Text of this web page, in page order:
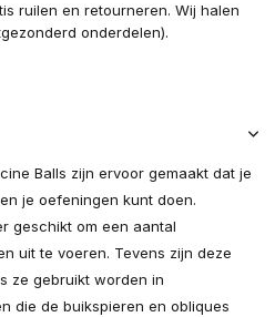
ruilen en retourneren. Wij halen
onderdelen).
Balls zijn ervoor gemaakt dat je
je oefeningen kunt doen.
geschikt om een aantal
uit te voeren. Tevens zijn deze
ze gebruikt worden in
die de buikspieren en obliques